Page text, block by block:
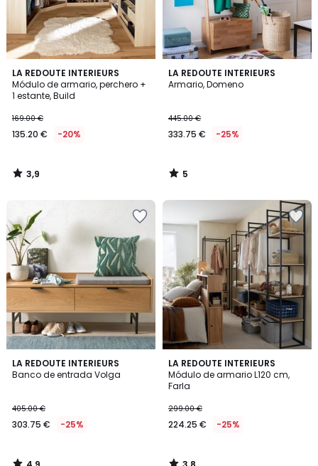
LA REDOUTE INTERIEURS
Módulo de armario, perchero +
1 estante, Build
169.00 €
135.20 € -20%
3,9
/ 5
3,9
/
LA REDOUTE INTERIEURS
Armario, Domeno
445.00 €
333.75 € -25%
5
/
5
/
LA REDOUTE INTERIEURS
Banco de entrada Volga
405.00 €
303.75 € -25%
4,9
/ 5
LA REDOUTE INTERIEURS
Módulo de armario L120 cm,
Farla
299.00 €
224.25 € -25%
3,8
/ 5